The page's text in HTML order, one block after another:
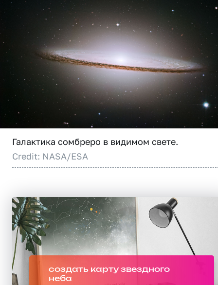
Галактика сомбреро в видимом свете.
Credit: NASA/ESA
создать карту звездного
неба